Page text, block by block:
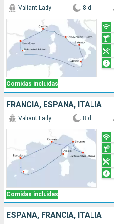
Comidas incluidas
Valiant Lady 8 d
FRANCIA, ESPAÑA, ITALIA
Comidas incluidas
Valiant Lady 8 d
ESPAÑA, FRANCIA, ITALIA